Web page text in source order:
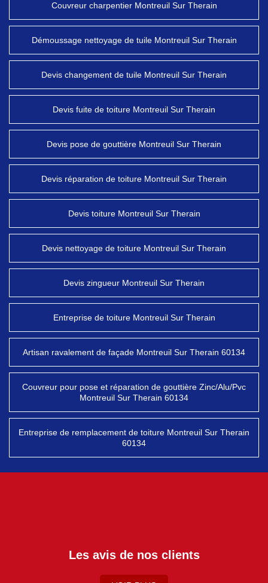
Couvreur charpentier Montreuil Sur Therain
Démoussage nettoyage de tuile Montreuil Sur Therain
Devis changement de tuile Montreuil Sur Therain
Devis fuite de toiture Montreuil Sur Therain
Devis pose de gouttière Montreuil Sur Therain
Devis réparation de toiture Montreuil Sur Therain
Devis toiture Montreuil Sur Therain
Devis nettoyage de toiture Montreuil Sur Therain
Devis zingueur Montreuil Sur Therain
Entreprise de toiture Montreuil Sur Therain
Artisan ravalement de façade Montreuil Sur Therain 60134
Couvreur pour pose et réparation de gouttière Zinc/Alu/Pvc
Montreuil Sur Therain 60134
Entreprise de remplacement de toiture Montreuil Sur Therain
60134
Les avis de nos clients